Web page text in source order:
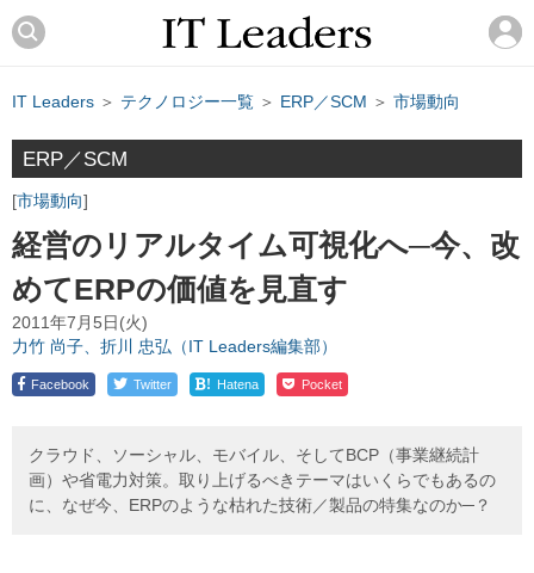
IT Leaders ＞ テクノロジー一覧 ＞ ERP／SCM ＞ 市場動向
ERP／SCM
市場動向
経営のリアルタイム可視化へ─今、改
めてERPの価値を見直す
2011年7月5日(火)
力竹 尚子、折川 忠弘（IT Leaders編集部）
Facebook Twitter ! Hatena Pocket
クラウド、ソーシャル、モバイル、そしてBCP（事業継続計
画）や省電力対策。取り上げるべきテーマはいくらでもあるの
に、なぜ今、ERPのような枯れた技術／製品の特集なのか─？